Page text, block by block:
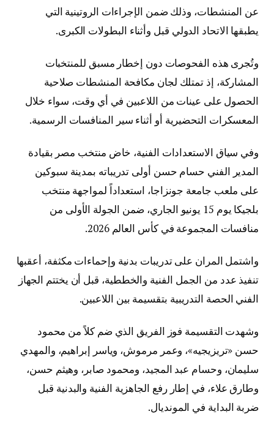
عن المنشطات، وذلك ضمن الإجراءات الروتينية التي
يطبقها الاتحاد الدولي قبل وأثناء البطولات الكبرى.
وتُجرى هذه الفحوصات دون إخطار مسبق للمنتخبات
المشاركة، إذ تمتلك لجان مكافحة المنشطات صلاحية
الحصول على عينات من اللاعبين في أي وقت، سواء خلال
المعسكرات التحضيرية أو أثناء سير المنافسات الرسمية.
وفي سياق الاستعدادات الفنية، خاض منتخب مصر بقيادة
المدير الفني حسام حسن أولى تدريباته بمدينة سبوكين
على ملعب جامعة جونزاجا، استعداداً لمواجهة منتخب
بلجيكا يوم 15 يونيو الجاري، ضمن الجولة الأولى من
منافسات المجموعة في كأس العالم 2026.
واشتمل المران على تدريبات بدنية وإحماءات مكثفة، أعقبها
تنفيذ عدد من الجمل الفنية والخططية، قبل أن يختتم الجهاز
الفني الحصة التدريبية بتقسيمة بين اللاعبين.
وشهدت التقسيمة فوز الفريق الذي ضم كلاً من محمود
حسن «تريزيجيه»، وعمر مرموش، وياسر إبراهيم، والمهدي
سليمان، وحسام عبد المجيد، ومحمود صابر، وهيثم حسن،
وطارق علاء، في إطار رفع الجاهزية الفنية والبدنية قبل
ضربة البداية في المونديال.